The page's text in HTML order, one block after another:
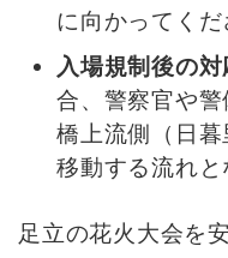
に向かってくだ
入場規制後の対
合、警察官や
橋上流側（日
移動する流れと
足立の花火大会を